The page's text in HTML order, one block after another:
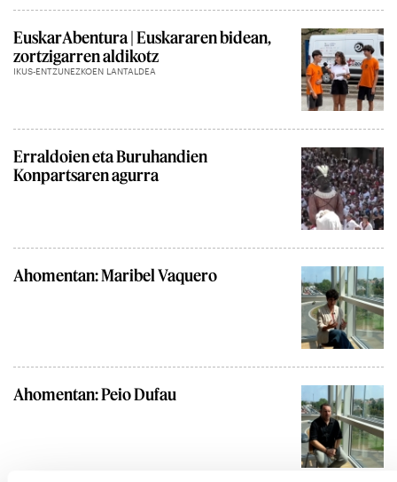
EuskarAbentura | Euskararen bidean,
zortzigarren aldikotz
IKUS-ENTZUNEZKOEN LANTALDEA
Erraldoien eta Buruhandien
Konpartsaren agurra
Ahomentan: Maribel Vaquero
Ahomentan: Peio Dufau